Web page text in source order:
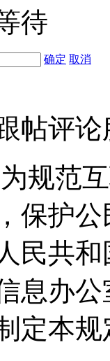
待
确定 取消
帖评
规范
保护
民共
息办
定本规